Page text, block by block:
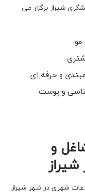
شیراز برگزار می
مو
و حرفه ای
و پوست
و
شهری در شهر شیراز